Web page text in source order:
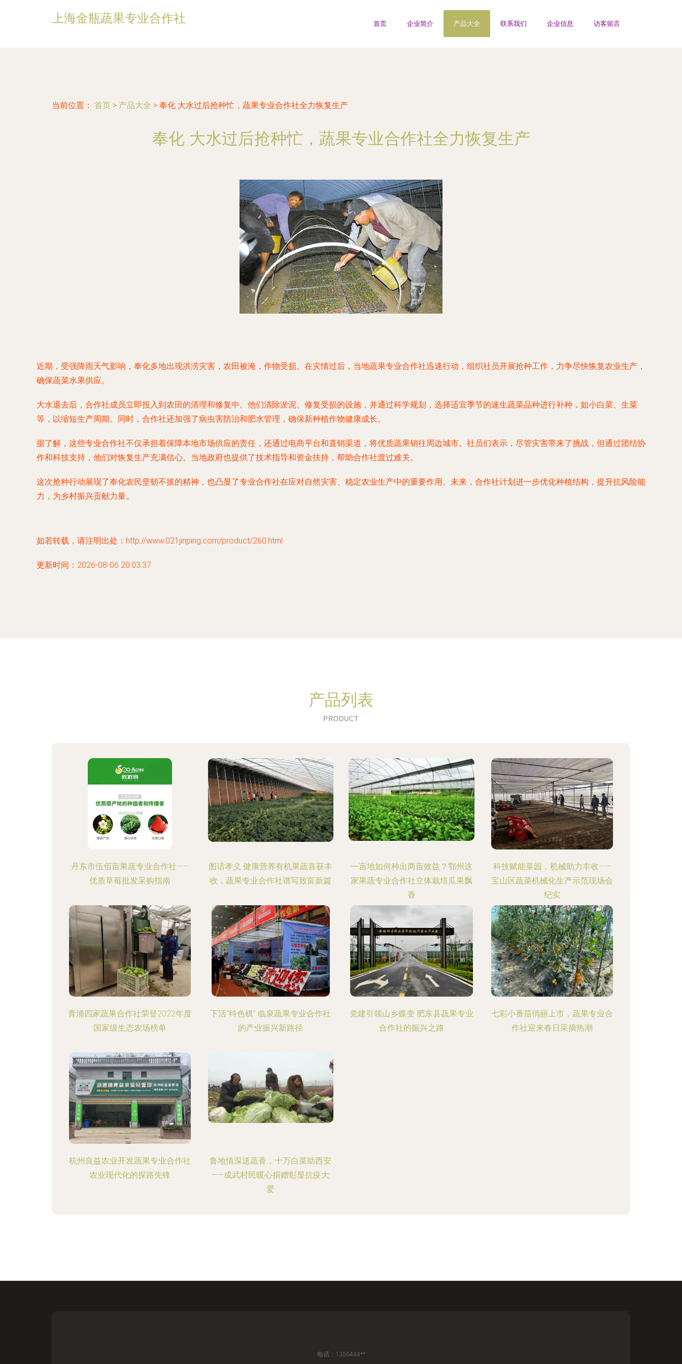
上海金瓶蔬果专业合作社 首页 企业简介 产品大全 联系我们 企业信息 访客留言
当前位置： 首页 > 产品大全 > 奉化 大水过后抢种忙，蔬果专业合作社全力恢复生产
奉化 大水过后抢种忙，蔬果专业合作社全力恢复生产
近期，受强降雨天气影响，奉化多地出现洪涝灾害，农田被淹，作物受损。在灾情过后，当地蔬果专业合作社迅速行动，组织社员开展抢种工作，力争尽快恢复农业生产，
确保蔬菜水果供应。
大水退去后，合作社成员立即投入到农田的清理和修复中。他们清除淤泥、修复受损的设施，并通过科学规划，选择适宜季节的速生蔬菜品种进行补种，如小白菜、生菜
等，以缩短生产周期。同时，合作社还加强了病虫害防治和肥水管理，确保新种植作物健康成长。
据了解，这些专业合作社不仅承担着保障本地市场供应的责任，还通过电商平台和直销渠道，将优质蔬果销往周边城市。社员们表示，尽管灾害带来了挑战，但通过团结协
作和科技支持，他们对恢复生产充满信心。当地政府也提供了技术指导和资金扶持，帮助合作社渡过难关。
这次抢种行动展现了奉化农民坚韧不拔的精神，也凸显了专业合作社在应对自然灾害、稳定农业生产中的重要作用。未来，合作社计划进一步优化种植结构，提升抗风险能
力，为乡村振兴贡献力量。
如若转载，请注明出处：http://www.021jinping.com/product/260.html
更新时间：2026-08-06 20:03:37
产品列表
PRODUCT
丹东市伍佰亩果蔬专业合作社——
优质草莓批发采购指南
图话孝义 健康营养有机果蔬喜获丰
收，蔬果专业合作社谱写致富新篇
一亩地如何种出两亩效益？鄂州这
家果蔬专业合作社立体栽培瓜果飘
香
科技赋能菜园，机械助力丰收——
宝山区蔬菜机械化生产示范现场会
纪实
青浦四家蔬果合作社荣登2022年度
国家级生态农场榜单
下活“特色棋” 临泉蔬果专业合作社
的产业振兴新路径
党建引领山乡蝶变 肥东县蔬果专业
合作社的振兴之路
七彩小番茄俏丽上市，蔬果专业合
作社迎来春日采摘热潮
杭州良益农业开发蔬果专业合作社
农业现代化的探路先锋
鲁地情深送蔬香，十万白菜助西安
——成武村民暖心捐赠彰显抗疫大
爱
电话：1356444**